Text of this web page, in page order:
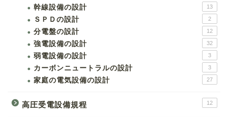
幹線設備の設計 13
ＳＰＤの設計 2
分電盤の設計 12
強電設備の設計 32
弱電設備の設計 3
カーボンニュートラルの設計 3
家庭の電気設備の設計 27
高圧受電設備規程 12